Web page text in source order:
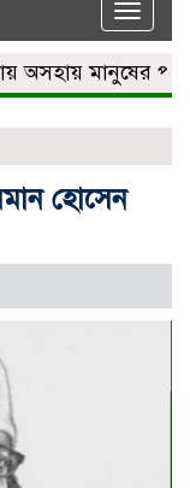
Toggle
অসহায় মানুষের
হোসেন